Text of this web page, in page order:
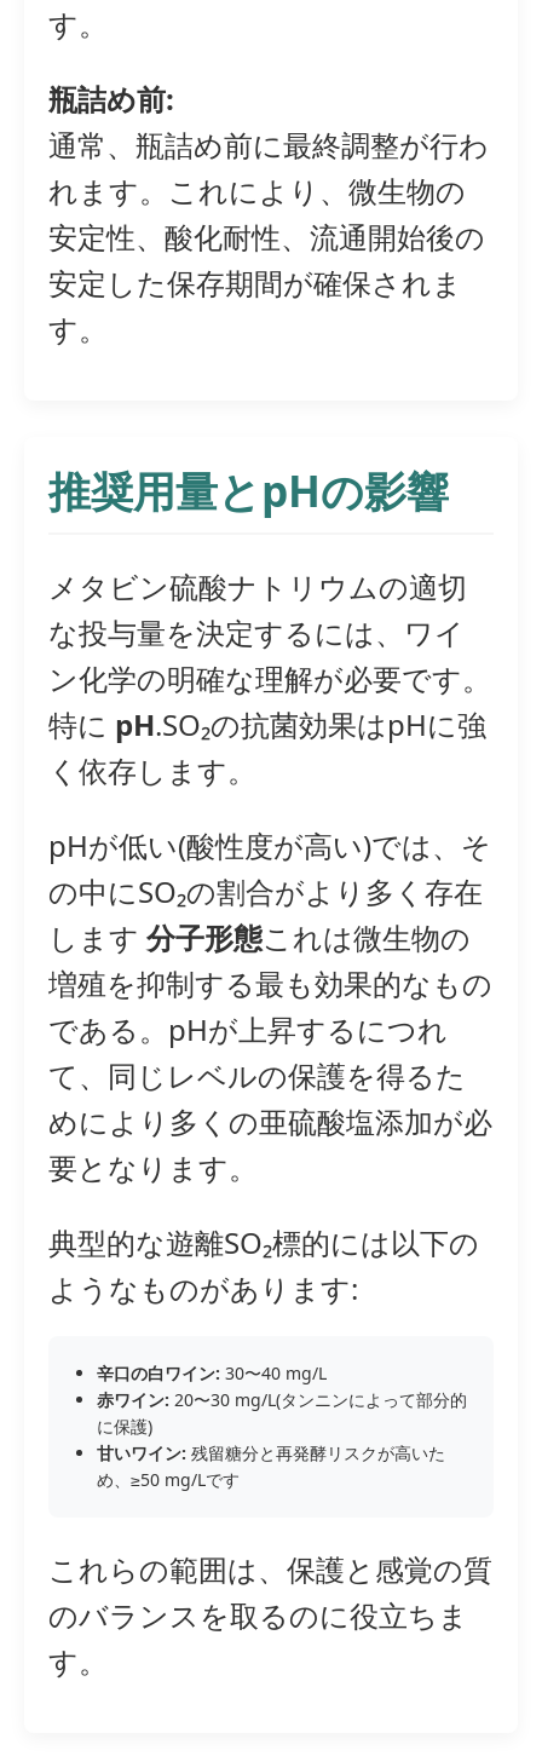
す。
瓶詰め前:
通常、瓶詰め前に最終調整が行わ
れます。これにより、微生物の
安定性、酸化耐性、流通開始後の
安定した保存期間が確保されま
す。
推奨用量とpHの影響
メタビン硫酸ナトリウムの適切
な投与量を決定するには、ワイ
ン化学の明確な理解が必要です。
特に pH.SO₂の抗菌効果はpHに強
く依存します。
pHが低い(酸性度が高い)では、そ
の中にSO₂の割合がより多く存在
します 分子形態これは微生物の
増殖を抑制する最も効果的なもの
である。pHが上昇するにつれ
て、同じレベルの保護を得るた
めにより多くの亜硫酸塩添加が必
要となります。
典型的な遊離SO₂標的には以下の
ようなものがあります:
辛口の白ワイン: 30〜40 mg/L
赤ワイン: 20〜30 mg/L(タンニンによって部分的
に保護)
甘いワイン: 残留糖分と再発酵リスクが高いた
め、≥50 mg/Lです
これらの範囲は、保護と感覚の質
のバランスを取るのに役立ちま
す。